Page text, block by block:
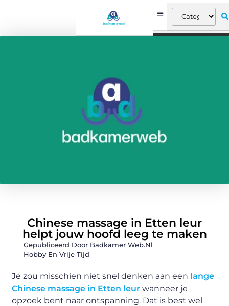
Chinese massage in Etten leur
helpt jouw hoofd leeg te maken
Gepubliceerd Door Badkamer Web.nl
Hobby En Vrije Tijd
Je zou misschien niet snel denken aan een lange
Chinese massage in Etten leurwanneer je
opzoek bent naar ontspanning. Dat is best wel